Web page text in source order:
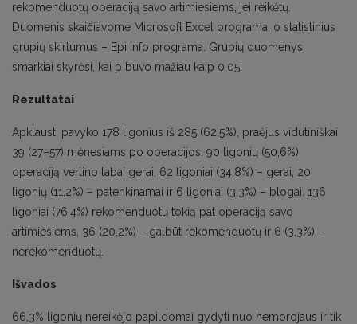
rekomenduotų operaciją savo artimiesiems, jei reikėtų.
Duomenis skaičiavome Microsoft Excel programa, o statistinius
grupių skirtumus – Epi Info programa. Grupių duomenys
smarkiai skyrėsi, kai p buvo mažiau kaip 0,05.
Rezultatai
Apklausti pavyko 178 ligonius iš 285 (62,5%), praėjus vidutiniškai
39 (27–57) mėnesiams po operacijos. 90 ligonių (50,6%)
operaciją vertino labai gerai, 62 ligoniai (34,8%) – gerai, 20
ligonių (11,2%) – patenkinamai ir 6 ligoniai (3,3%) – blogai. 136
ligoniai (76,4%) rekomenduotų tokią pat operaciją savo
artimiesiems, 36 (20,2%) – galbūt rekomenduotų ir 6 (3,3%) –
nerekomenduotų.
Išvados
66,3% ligonių nereikėjo papildomai gydyti nuo hemorojaus ir tik